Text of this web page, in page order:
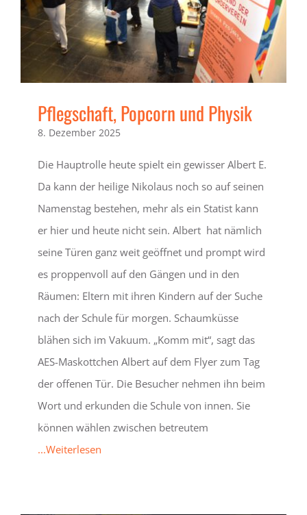
Pflegschaft, Popcorn und Physik
8. Dezember 2025
Die Hauptrolle heute spielt ein gewisser Albert E.
Da kann der heilige Nikolaus noch so auf seinen
Namenstag bestehen, mehr als ein Statist kann
er hier und heute nicht sein. Albert hat nämlich
seine Türen ganz weit geöffnet und prompt wird
es proppenvoll auf den Gängen und in den
Räumen: Eltern mit ihren Kindern auf der Suche
nach der Schule für morgen. Schaumküsse
blähen sich im Vakuum. „Komm mit“, sagt das
AES-Maskottchen Albert auf dem Flyer zum Tag
der offenen Tür. Die Besucher nehmen ihn beim
Wort und erkunden die Schule von innen. Sie
können wählen zwischen betreutem
...Weiterlesen